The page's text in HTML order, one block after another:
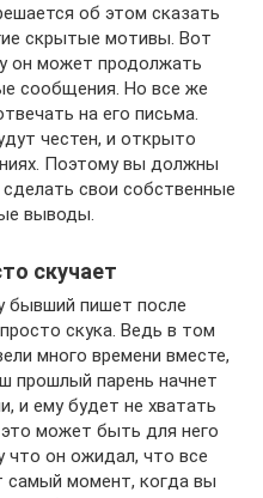
об этом сказать
скрытые мотивы. Вот
он может продолжать
сообщения. Но все же
на его письма.
честен, и открыто
Поэтому вы должны
свои собственные
выводы.
скучает
бывший пишет после
скука. Ведь в том
много времени вместе,
прошлый парень начнет
и ему будет не хватать
может быть для него
он ожидал, что все
самый момент, когда вы